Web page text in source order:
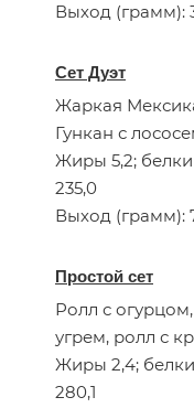
Выход (грамм):
Сет Дуэт
Жаркая
Гункан с
Жиры 5,2; белки
235,0
Выход (грамм):
Простой сет
Ролл с
угрем, ролл с
Жиры 2,4; белки
280,1